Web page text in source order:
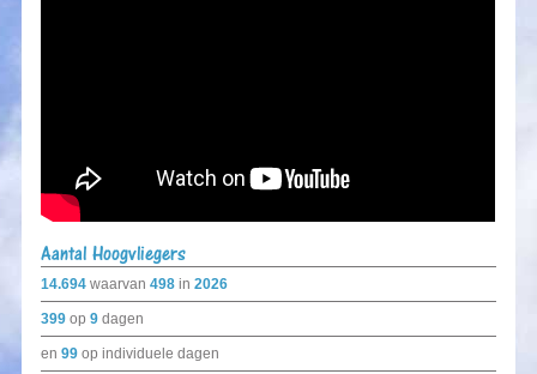
Aantal Hoogvliegers
14.694 waarvan498 in2026
399 op9 dagen
en99 op individuele dagen